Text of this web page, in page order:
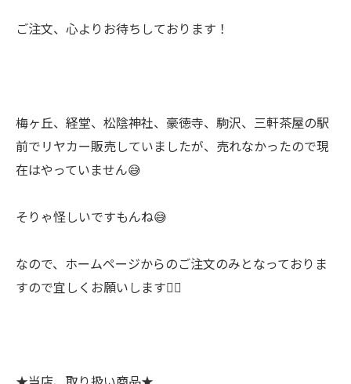
ご注文、心よりお待ちしております！
梅ヶ丘、経堂、松陰神社、豪徳寺、駒沢、三軒茶屋の駅
前でリヤカー販売していましたが、売れなかったので現
在はやっていません😅
そりゃ怪しいですもんね😅
なので、ホームページからのご注文のみとなっておりま
すので宜しくお願いします🙇‍♂